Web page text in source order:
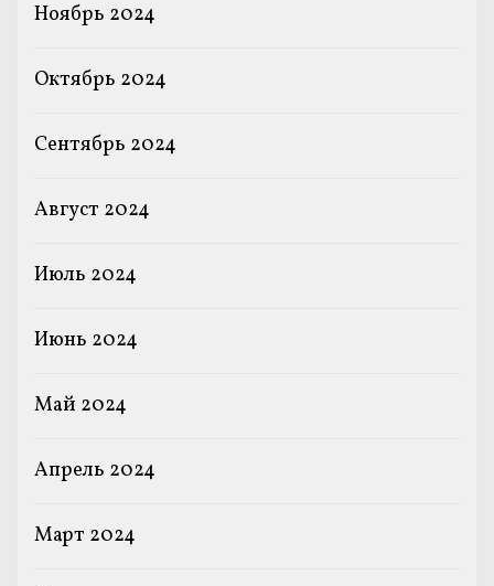
Ноябрь 2024
Октябрь 2024
Сентябрь 2024
Август 2024
Июль 2024
Июнь 2024
Май 2024
Апрель 2024
Март 2024